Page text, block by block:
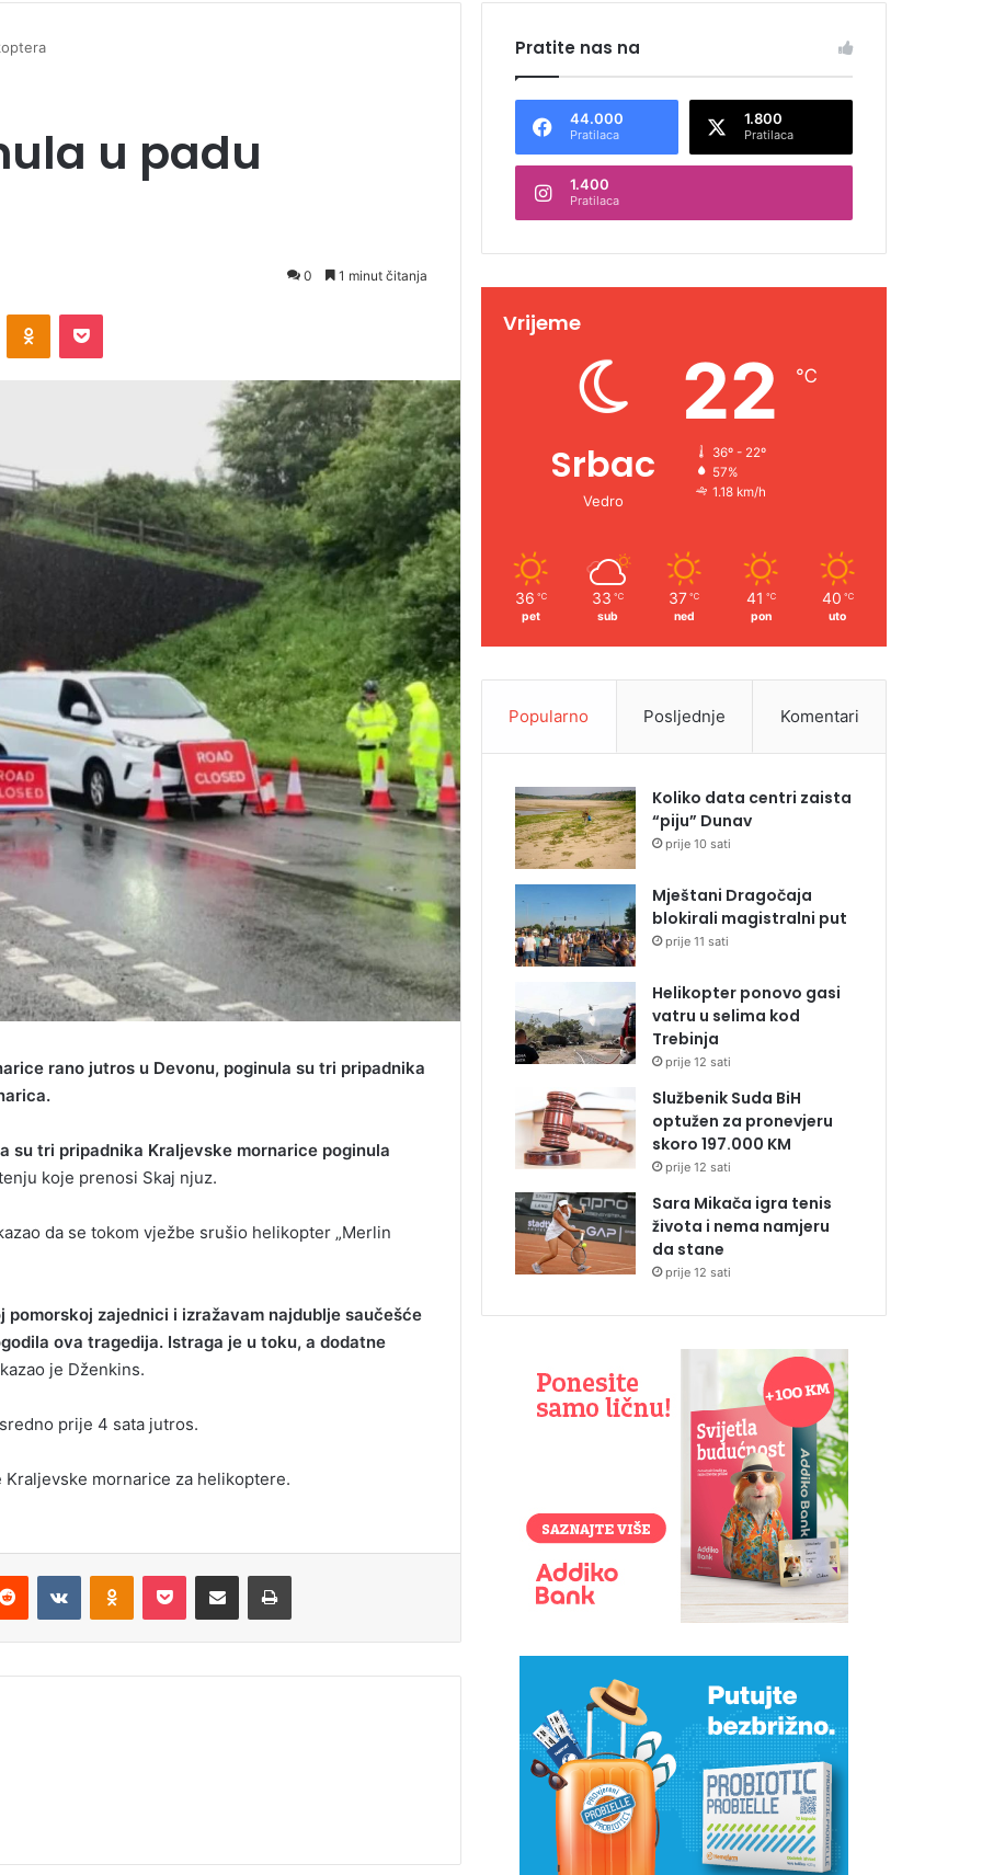
u padu
0 1 minut čitanja
rano jutros u Devonu, poginula su tri pripadnika
su tri pripadnika Kraljevske mornarice poginula
koje prenosi Skaj njuz.
da se tokom vježbe srušio helikopter „Merlin
zajednici i izražavam najdublje saučešće
ova tragedija. Istraga je u toku, a dodatne
je Dženkins.
prije 4 sata jutros.
mornarice za helikoptere.
Pratite nas na
44.000
Pratilaca
1.800
Pratilaca
1.400
Pratilaca
Vrijeme
Srbac
Vedro
22 ℃
36º - 22º
57%
1.18 km/h
36 ℃
pet
33 ℃
sub
37 ℃
ned
41 ℃
pon
40 ℃
uto
Popularno Posljednje Komentari
Koliko data centri zaista
“piju” Dunav
prije 10 sati
Mještani Dragočaja
blokirali magistralni put
prije 11 sati
Helikopter ponovo gasi
vatru u selima kod
Trebinja
prije 12 sati
Službenik Suda BiH
optužen za pronevjeru
skoro 197.000 KM
prije 12 sati
Sara Mikača igra tenis
života i nema namjeru
da stane
prije 12 sati